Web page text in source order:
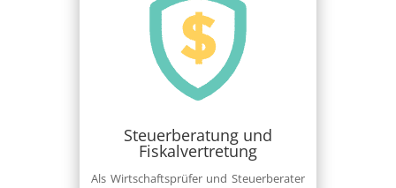
Steuerberatung und
Fiskalvertretung
Als Wirtschaftsprüfer und Steuerberater